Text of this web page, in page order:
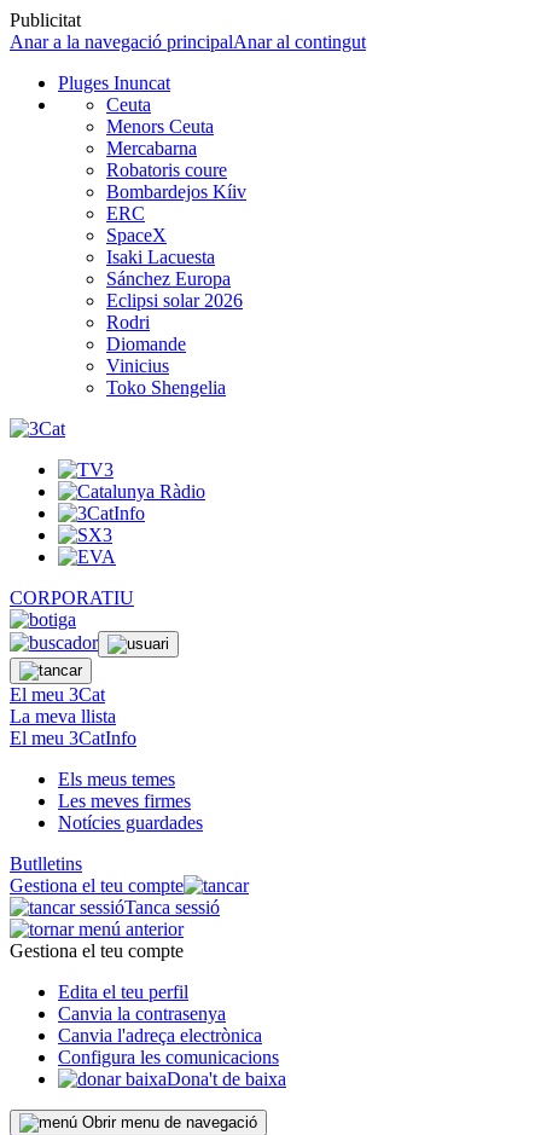
Publicitat
Anar a la navegació principalAnar al contingut
Pluges Inuncat
Ceuta
Menors Ceuta
Mercabarna
Robatoris coure
Bombardejos Kíiv
ERC
SpaceX
Isaki Lacuesta
Sánchez Europa
Eclipsi solar 2026
Rodri
Diomande
Vinicius
Toko Shengelia
CORPORATIU
El meu 3Cat
La meva llista
El meu 3CatInfo
Els meus temes
Les meves firmes
Notícies guardades
Butlletins
Gestiona el teu compte
Tanca sessió
Gestiona el teu compte
Edita el teu perfil
Canvia la contrasenya
Canvia l'adreça electrònica
Configura les comunicacions
Dona't de baixa
Obrir menu de navegació